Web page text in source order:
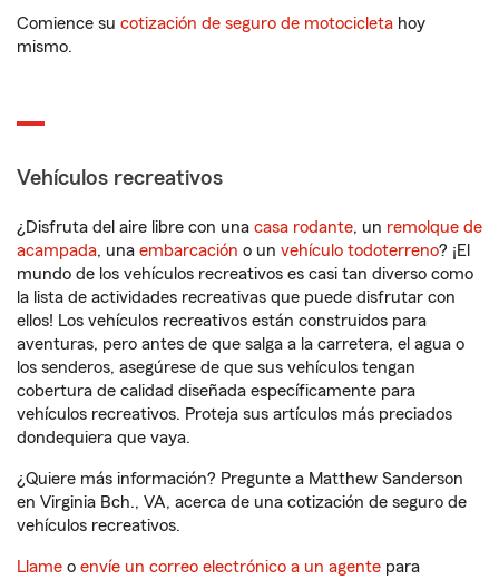
Comience su cotización de seguro de motocicleta hoy
mismo.
Vehículos recreativos
¿Disfruta del aire libre con una casa rodante, un remolque de
acampada, una embarcación o un vehículo todoterreno? ¡El
mundo de los vehículos recreativos es casi tan diverso como
la lista de actividades recreativas que puede disfrutar con
ellos! Los vehículos recreativos están construidos para
aventuras, pero antes de que salga a la carretera, el agua o
los senderos, asegúrese de que sus vehículos tengan
cobertura de calidad diseñada específicamente para
vehículos recreativos. Proteja sus artículos más preciados
dondequiera que vaya.
¿Quiere más información? Pregunte a Matthew Sanderson
en Virginia Bch., VA, acerca de una cotización de seguro de
vehículos recreativos.
Llame o envíe un correo electrónico a un agente para